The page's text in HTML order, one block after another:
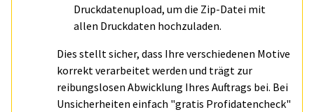
Druckdatenupload, um die Zip-Datei mit
allen Druckdaten hochzuladen.
Dies stellt sicher, dass Ihre verschiedenen Motive
korrekt verarbeitet werden und trägt zur
reibungslosen Abwicklung Ihres Auftrags bei. Bei
Unsicherheiten einfach "gratis Profidatencheck"